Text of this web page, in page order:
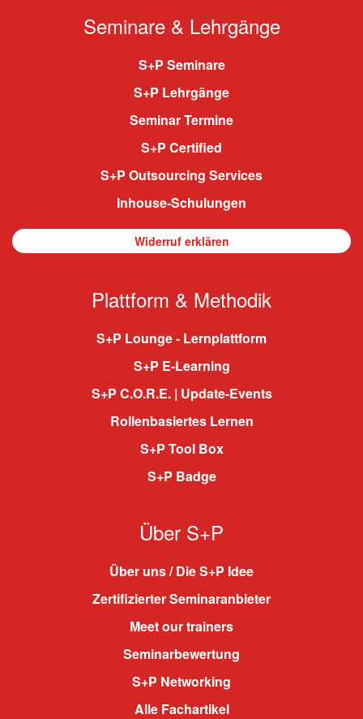
Seminare & Lehrgänge
S+P Seminare
S+P Lehrgänge
Seminar Termine
S+P Certified
S+P Outsourcing Services
Inhouse-Schulungen
Widerruf erklären
Plattform & Methodik
S+P Lounge - Lernplattform
S+P E-Learning
S+P C.O.R.E. | Update-Events
Rollenbasiertes Lernen
S+P Tool Box
S+P Badge
Über S+P
Über uns / Die S+P Idee
Zertifizierter Seminaranbieter
Meet our trainers
Seminarbewertung
S+P Networking
Alle Fachartikel